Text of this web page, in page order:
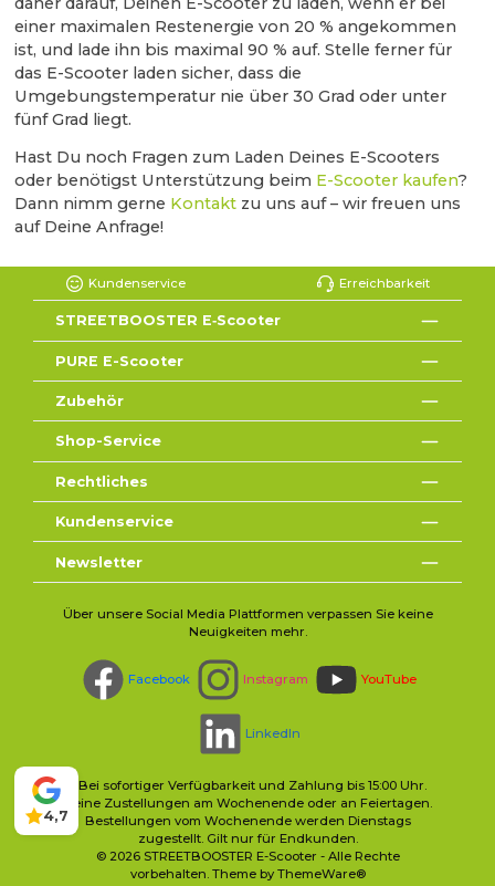
einer maximalen Restenergie von 20 % angekommen
ist, und lade ihn bis maximal 90 % auf. Stelle ferner für
das E-Scooter laden sicher, dass die
Umgebungstemperatur nie über 30 Grad oder unter
fünf Grad liegt.
Hast Du noch Fragen zum Laden Deines E-Scooters
oder benötigst Unterstützung beim E-Scooter kaufen?
Dann nimm gerne Kontaktzu uns auf – wir freuen uns
auf Deine Anfrage!
Kundenservice Erreichbarkeit
STREETBOOSTER E‑Scooter
PURE E-Scooter
Zubehör
Shop-Service
Rechtliches
Kundenservice
Newsletter
Über unsere Social Media Plattformen verpassen Sie keine
Neuigkeiten mehr.
Facebook Instagram YouTube
LinkedIn
* Bei sofortiger Verfügbarkeit und Zahlung bis 15:00 Uhr.
Keine Zustellungen am Wochenende oder an Feiertagen.
Bestellungen vom Wochenende werden Dienstags
zugestellt. Gilt nur für Endkunden.
4,7
© 2026 STREETBOOSTER E-Scooter - Alle Rechte
vorbehalten. Theme by ThemeWare®